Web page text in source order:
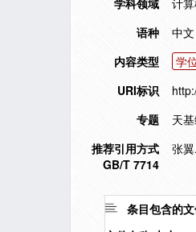
学科领域
计
语种
中文
内容类型
学
URI标识
专题
天
推荐引用方式
GB/T 7714
张
条目包含的